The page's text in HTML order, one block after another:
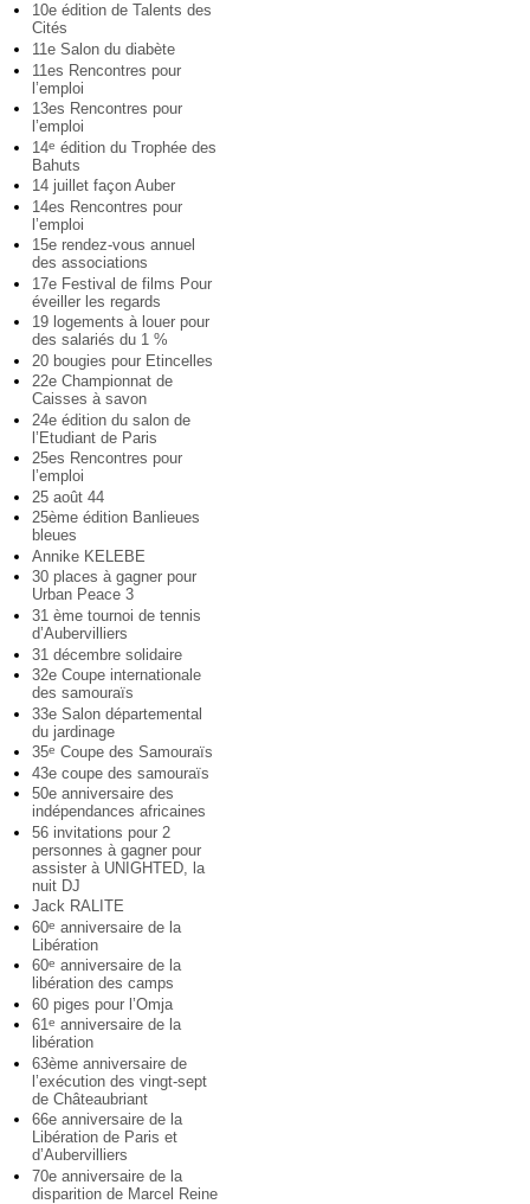
10e édition de Talents des
Cités
11e Salon du diabète
11es Rencontres pour
l’emploi
13es Rencontres pour
l’emploi
14e édition du Trophée des
Bahuts
14 juillet façon Auber
14es Rencontres pour
l’emploi
15e rendez-vous annuel
des associations
17e Festival de films Pour
éveiller les regards
19 logements à louer pour
des salariés du 1 %
20 bougies pour Etincelles
22e Championnat de
Caisses à savon
24e édition du salon de
l’Etudiant de Paris
25es Rencontres pour
l’emploi
25 août 44
25ème édition Banlieues
bleues
Annike KELEBE
30 places à gagner pour
Urban Peace 3
31 ème tournoi de tennis
d’Aubervilliers
31 décembre solidaire
32e Coupe internationale
des samouraïs
33e Salon départemental
du jardinage
35e Coupe des Samouraïs
43e coupe des samouraïs
50e anniversaire des
indépendances africaines
56 invitations pour 2
personnes à gagner pour
assister à UNIGHTED, la
nuit DJ
Jack RALITE
60e anniversaire de la
Libération
60e anniversaire de la
libération des camps
60 piges pour l’Omja
61e anniversaire de la
libération
63ème anniversaire de
l’exécution des vingt-sept
de Châteaubriant
66e anniversaire de la
Libération de Paris et
d’Aubervilliers
70e anniversaire de la
disparition de Marcel Reine